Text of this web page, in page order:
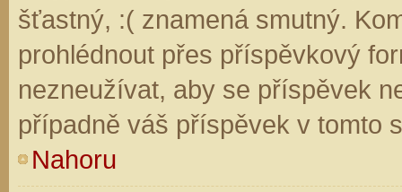
šťastný, :( znamená smutný.
prohlédnout přes příspěvkový
nezneužívat, aby se příspěvek
případně váš příspěvek v tomto
Nahoru